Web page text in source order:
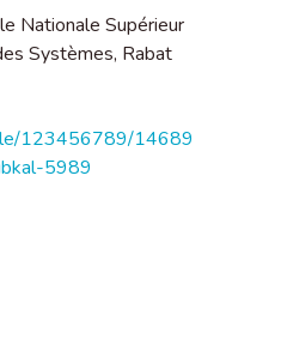
Nationale Supérieur
Systèmes, Rabat
123456789/14689
5989